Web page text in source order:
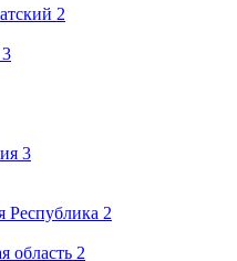
2
3
3
Республика 2
область 2